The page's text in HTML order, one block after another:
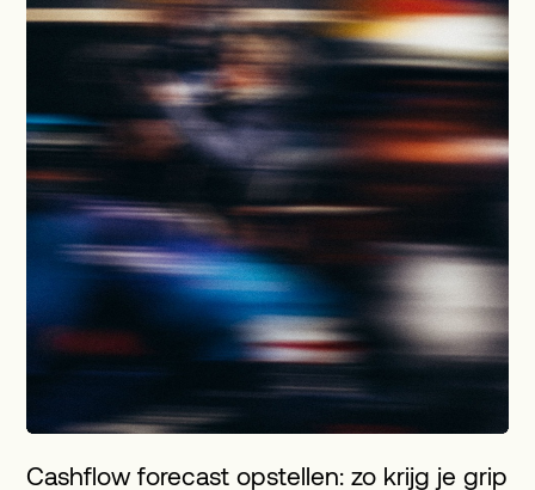
Cashflow forecast opstellen: zo krijg je grip